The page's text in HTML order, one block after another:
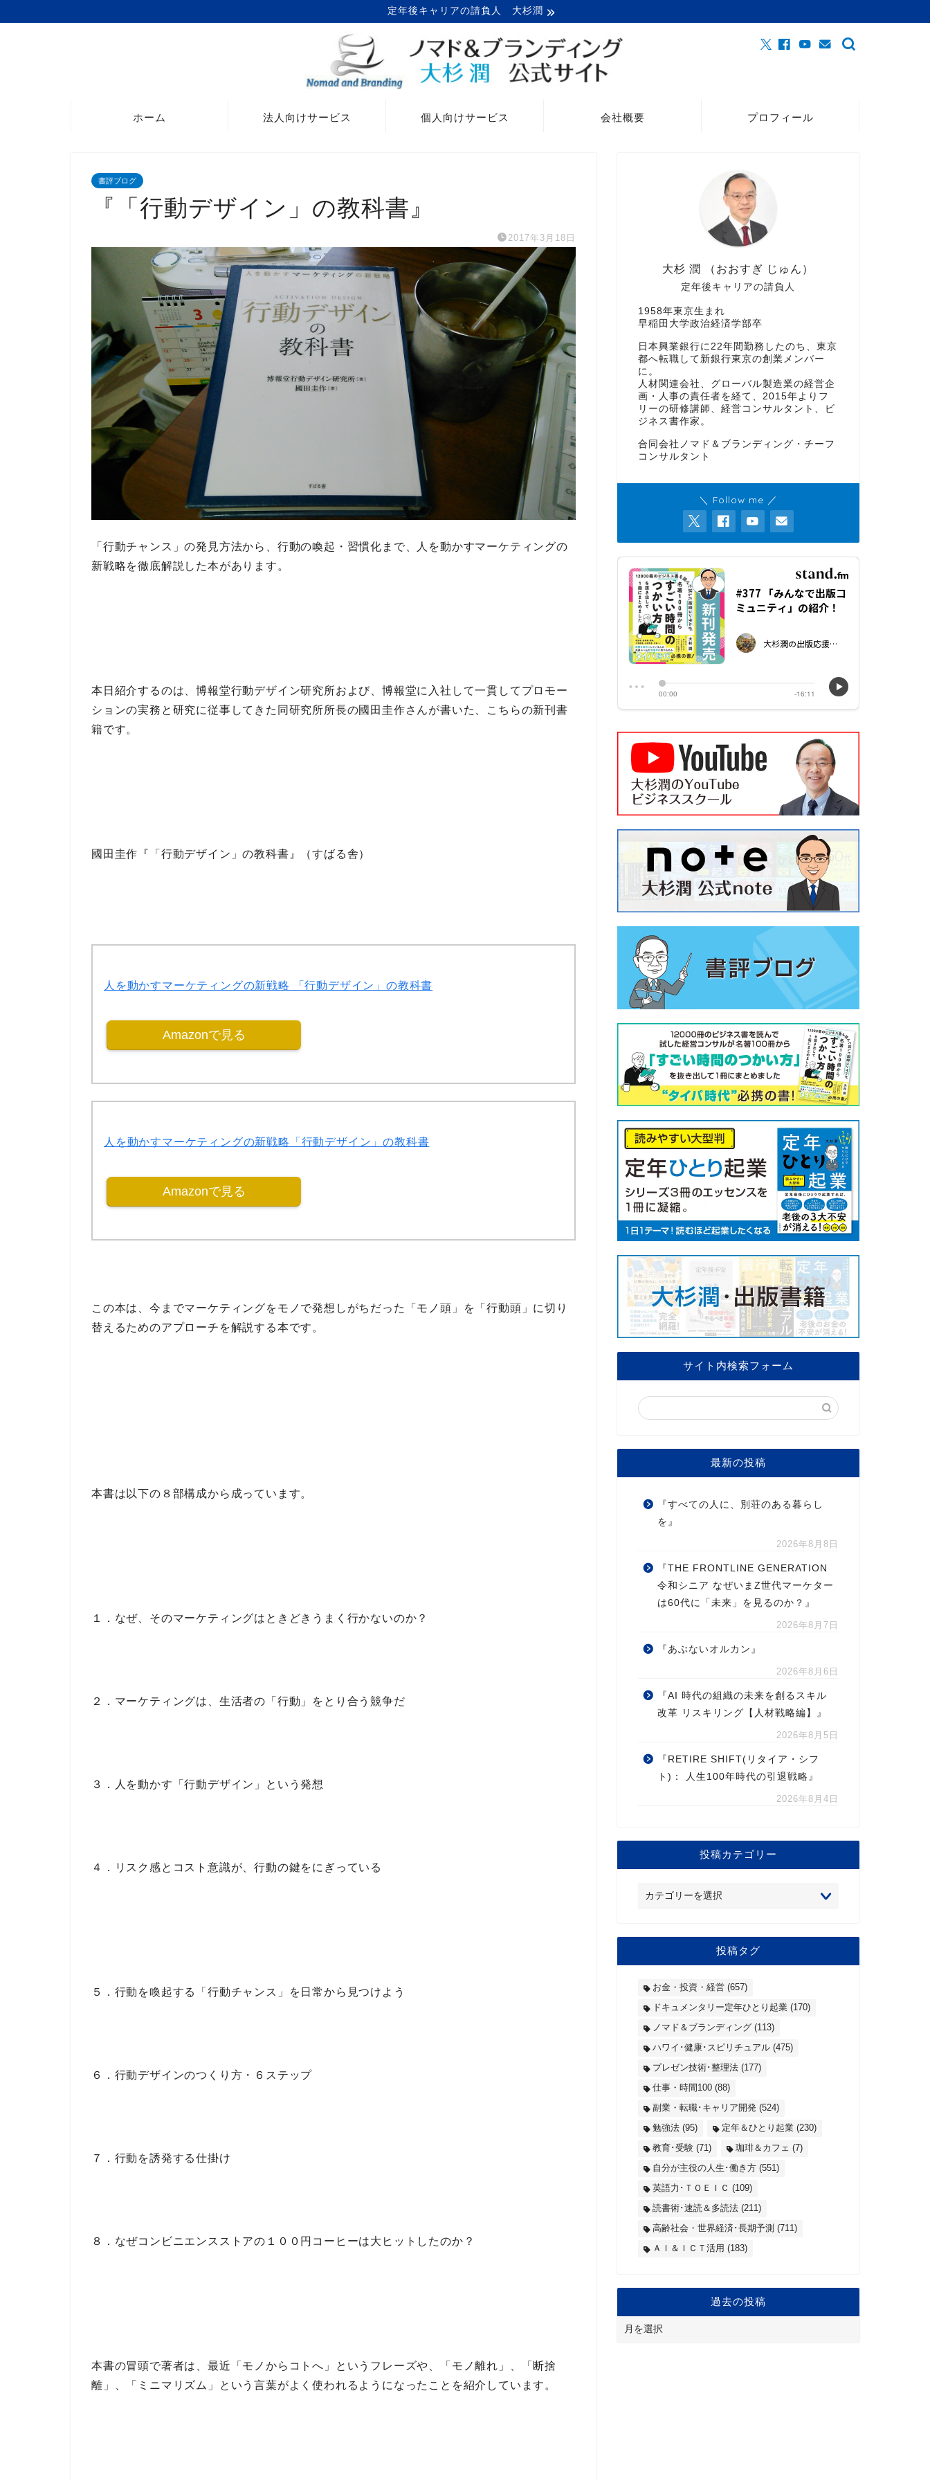
定年後キャリアの請負人 大杉潤
ホーム 法人向けサービス 個人向けサービス 会社概要 プロフィール
書評ブログ
『「行動デザイン」の教科書』
2017年3月18日
「行動チャンス」の発見方法から、行動の喚起・習慣化まで、人を動かすマーケティングの
新戦略を徹底解説した本があります。
本日紹介するのは、博報堂行動デザイン研究所および、博報堂に入社して一貫して プロモー
ションの実務と研究に従事してきた 同研究所所長の國田圭作さんが書いた、こちらの新刊書
籍です。
國田圭作『「行動デザイン」の教科書』（すばる舎）
人を動かすマーケティングの新戦略 「行動デザイン」の教科書
Amazonで見る
人を動かすマーケティングの新戦略「行動デザイン」の教科書
Amazonで見る
この本は、今までマーケティングをモノで発想しがちだった
「モノ頭」を「行動頭」に切り
替えるためのアプローチを解説する本です。
本書は以下の ８部構成から成っています。
１．なぜ、そのマーケティングはときどきうまく行かないのか？
２．マーケティングは、生活者の「行動」をとり合う競争だ
３．人を動かす「行動デザイン」という発想
４．リスク感とコスト意識が、行動の鍵をにぎっている
５．行動を喚起する「行動チャンス」を日常から見つけよう
６．行動デザインのつくり方・６ステップ
７．行動を誘発する仕掛け
８．なぜコンビニエンスストアの１００円コーヒーは大ヒットしたのか？
本書の冒頭で著者は、最近 「モノからコトへ」 というフレーズや、
「モノ離れ」、「断捨
離」、「ミニマリズム」
という言葉がよく使われるようになったことを紹介しています。
定年後キャリアの請負人
大杉 潤 （おおすぎ じゅん）
1958年東京生まれ
早稲田大学政治経済学部卒
日本興業銀行に22年間勤務したのち、東京
都へ転職して新銀行東京の創業メンバー
に。
人材関連会社、グローバル製造業の経営企
画・人事の責任者を経て、2015年よりフ
リーの研修講師、経営コンサルタント、ビ
ジネス書作家。
合同会社ノマド＆ブランディング・チーフ
コンサルタント
＼ Follow me ／
サイト内検索フォーム
最新の投稿
『すべての人に、別荘のある暮らし
を』
2026年8月8日
『THE FRONTLINE GENERATION
令和シニア なぜいまZ世代マーケター
は60代に「未来」を見るのか？』
2026年8月7日
『あぶないオルカン』
2026年8月6日
『AI 時代の組織の未来を創るスキル
改革 リスキリング【人材戦略編】』
2026年8月5日
『RETIRE SHIFT(リタイア・シフ
ト)： 人生100年時代の引退戦略』
2026年8月4日
投稿カテゴリー
投稿タグ
お金・投資・経営(657)
ドキュメンタリー定年ひとり起業(170)
ノマド＆ブランディング(113)
ハワイ･健康･スピリチュアル(475)
プレゼン技術･整理法(177)
仕事・時間100(88)
副業・転職･キャリア開発(524)
勉強法(95) 定年＆ひとり起業(230)
教育･受験(71) 珈琲＆カフェ (7)
自分が主役の人生･働き方(551)
英語力･ＴＯＥＩＣ (109)
読書術･速読＆多読法(211)
高齢社会・世界経済･長期予測 (711)
ＡＩ＆ＩＣＴ活用 (183)
過去の投稿